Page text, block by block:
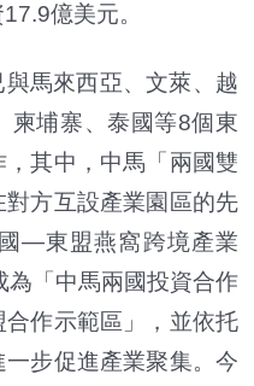
億美元。
馬來西亞、文萊、越
柬埔寨、泰國等8個東
其中，中馬「兩國雙
方互設產業園區的先
—東盟燕窩跨境產業
「中馬兩國投資合作
作示範區」，並依托
步促進產業聚集。今